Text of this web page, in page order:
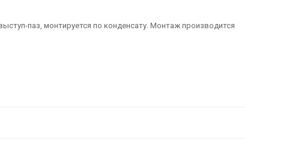
паз, монтируется по конденсату. Монтаж производится